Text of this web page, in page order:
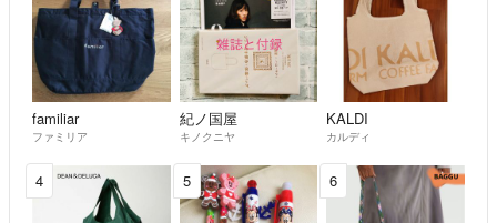
familiar
ファミリア
紀ノ国屋
キノクニヤ
KALDI
カルディ
4 5 6